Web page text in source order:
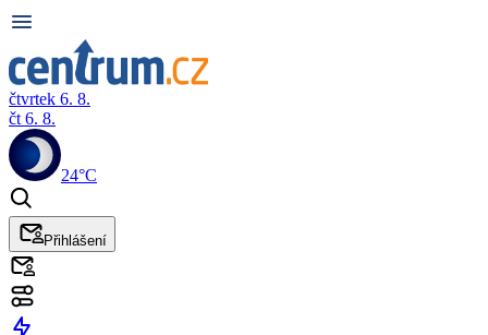
čtvrtek 6. 8.
čt 6. 8.
24°C
Přihlášení